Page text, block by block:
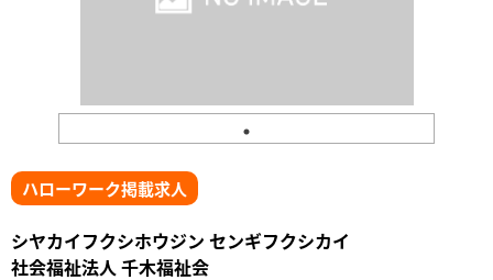
ハローワーク掲載求人
シヤカイフクシホウジン センギフクシカイ
社会福祉法人 千木福祉会